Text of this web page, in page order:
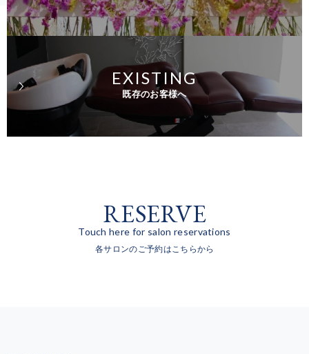
既存のお客様へ
EXISTING
RESERVE
Touch here for salon reservations
各サロンのご予約はこちらから